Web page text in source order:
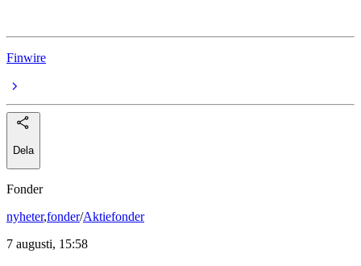
Finwire
Dela
Fonder
nyheter,fonder/Aktiefonder
7 augusti, 15:58